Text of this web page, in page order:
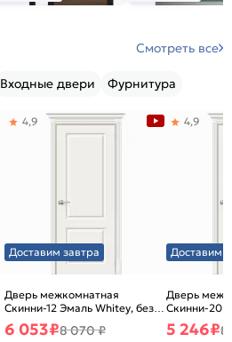
Смотреть все
Входные двери Фурнитура
Доставим завтра
Дверь межкомнатная
Скинни-12 Эмаль Whitey, без
декора, глухая, без стекла,
без кромки, скиновая
4,9
6 053₽8 070 ₽
Доставим
Дверь
Скинни-20
декора,
без кромки,
4,9
5 246₽8